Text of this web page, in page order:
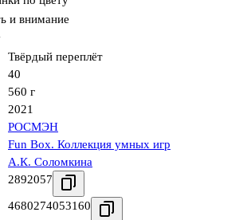
и внимание
Твёрдый переплёт
40
560 г
2021
РОСМЭН
Fun Box. Коллекция умных игр
А.К. Соломкина
2892057
4680274053160